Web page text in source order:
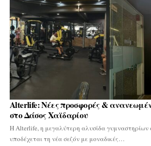
Alterlife: Νέες προσφορές &
στο Δάσος Χαϊδαρίου
Η Alterlife, η μεγαλύτερη αλυσίδα
υποδέχεται τη νέα σεζόν με μοναδικές…